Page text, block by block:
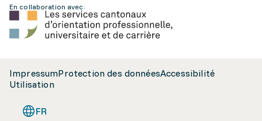
En collaboration avec:
ImpressumProtection des donnéesAccessibilité
Utilisation
FR